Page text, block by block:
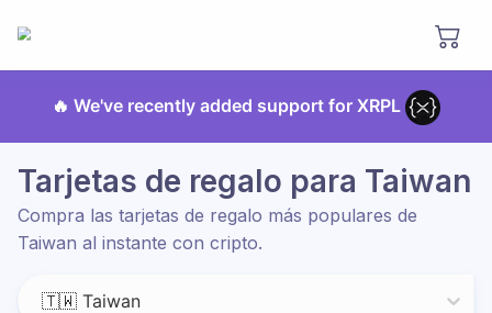
🔥 We've recently added support for XRPL
Tarjetas de regalo para Taiwan
Compra las tarjetas de regalo más populares de
Taiwan al instante con cripto.
🇹🇼 Taiwan